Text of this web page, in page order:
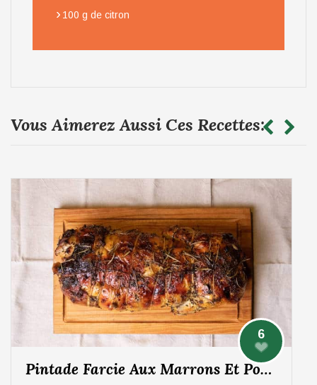
› 100 g de citron
Vous Aimerez Aussi Ces Recettes:
6
Pintade Farcie Aux Marrons Et Pommes, Sauce Aux Morilles